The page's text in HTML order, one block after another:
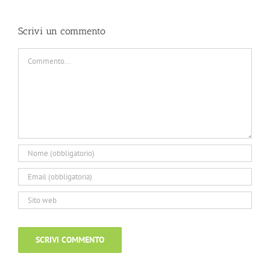
Scrivi un commento